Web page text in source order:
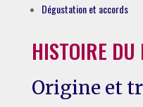
Dégustation et accords
HISTOIRE DU
Origine et